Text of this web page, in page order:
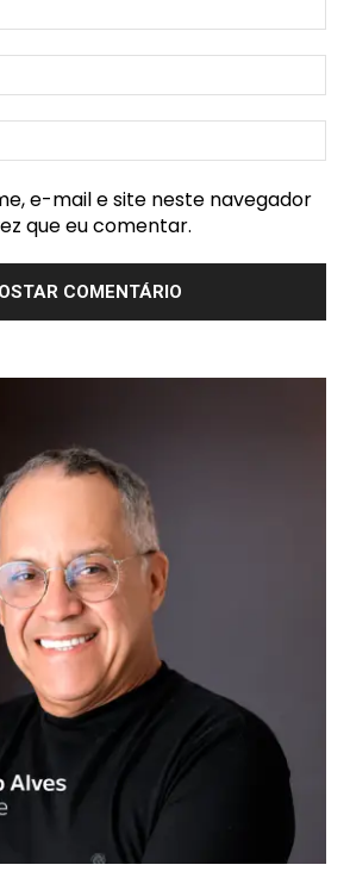
e-mail e site neste navegador
que eu comentar.